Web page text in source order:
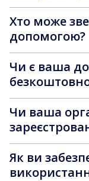
Хто може
допомогою?
Чи є ваша
Чи ваша
Як ви